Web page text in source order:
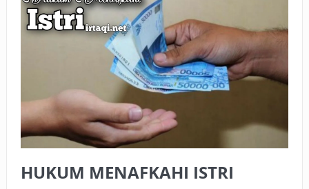
SEBELUM TIBA SAAT WAJIB?
HAKIKAT NIKMAT DI DUNIA!
BAGAIMANA CARA MEMBAYAR ZAKAT UANG?
UANG HARAM BISA MENJADI HALAL JIKA SEBAB
KEPEMILIKANNYA BERUBAH
ISTIDLAL BATIL VS ISTIDLAL SYAR’I
BAHASA CINTA KARENA ALLAH
HUKUM MENAFKAHI ISTRI